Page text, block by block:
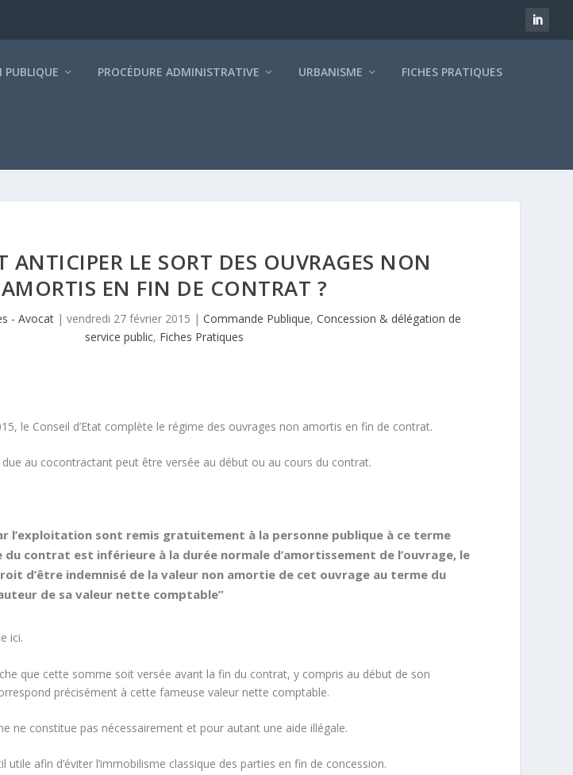
PROCÉDURE ADMINISTRATIVE URBANISME FICHES PRATIQUES
ANTICIPER LE SORT DES OUVRAGES NON
AMORTIS EN FIN DE CONTRAT ?
- Avocat |vendredi 27 février 2015 |Commande Publique,Concession & délégation de
service public, Fiches Pratiques
le Conseil d’Etat complète le régime des ouvrages non amortis en fin de contrat.
due au cocontractant peut être versée au débutou au cours du contrat.
l’exploitation sont remis gratuitement à la personne publique à ce terme
contrat est inférieure à la durée normale d’amortissement de l’ouvrage, le
d’être indemnisé de la valeur non amortie de cet ouvrage au terme du
de sa valeur nette comptable”
ici.
que cette somme soit versée avant la fin du contrat, y compris au début de son
précisément à cette fameuse valeur nette comptable.
ne constitue pas nécessairement et pour autant une aide illégale.
utile afin d’éviter l’immobilisme classique des parties en fin de concession.